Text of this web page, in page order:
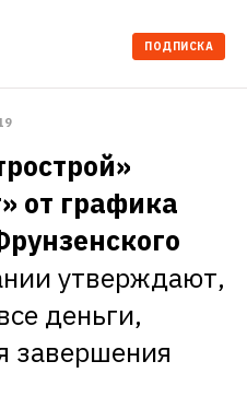
ПОДПИСКА
от графика
утверждают,
деньги,
завершения